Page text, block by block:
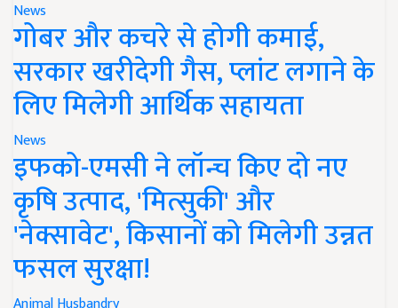
News
गोबर और कचरे से होगी कमाई,
सरकार खरीदेगी गैस, प्लांट लगाने के
लिए मिलेगी आर्थिक सहायता
News
इफको-एमसी ने लॉन्च किए दो नए
कृषि उत्पाद, 'मित्सुकी' और
'नेक्सावेट', किसानों को मिलेगी उन्नत
फसल सुरक्षा!